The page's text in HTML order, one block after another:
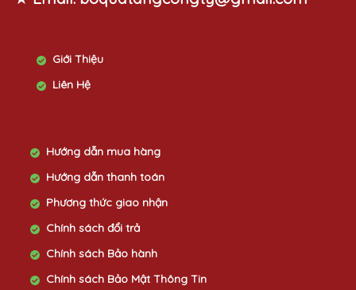
Giới Thiệu
Liên Hệ
Hướng dẫn mua hàng
Hướng dẫn thanh toán
Phương thức giao nhận
Chính sách đổi trả
Chính sách Bảo hành
Chính sách Bảo Mật Thông Tin